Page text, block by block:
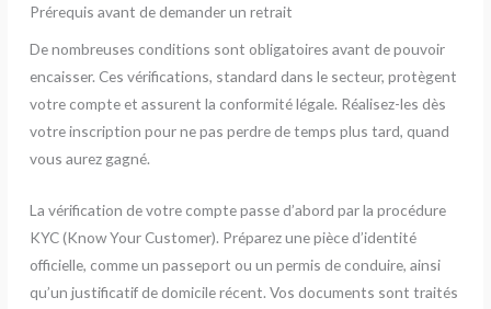
Prérequis avant de demander un retrait
De nombreuses conditions sont obligatoires avant de pouvoir
encaisser. Ces vérifications, standard dans le secteur, protègent
votre compte et assurent la conformité légale. Réalisez-les dès
votre inscription pour ne pas perdre de temps plus tard, quand
vous aurez gagné.
La vérification de votre compte passe d’abord par la procédure
KYC (Know Your Customer). Préparez une pièce d’identité
officielle, comme un passeport ou un permis de conduire, ainsi
qu’un justificatif de domicile récent. Vos documents sont traités